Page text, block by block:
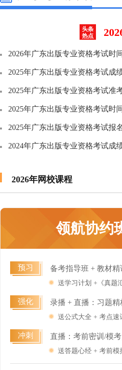
头条
热点
2026年广东出版专业资格考试时
2025年广东出版专业资格考试成
2025年广东出版专业资格考试准
2025年广东出版专业资格考试时
2025年广东出版专业资格考试报
2024年广东出版专业资格考试成
2026年网校课程
适合没有基础，想早点
领航协约
预习 备考指导班 + 教材精
送学习计划 +《真题
强化 录播 + 直播：习题
送公式大全 + 考点速
冲刺 直播：考前密训/模
送答题心经 + 考前模